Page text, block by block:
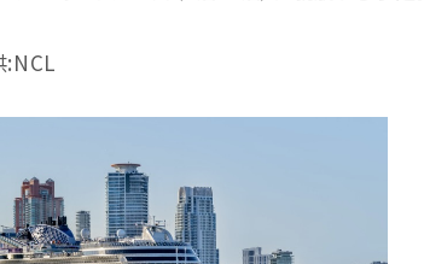
:NCL